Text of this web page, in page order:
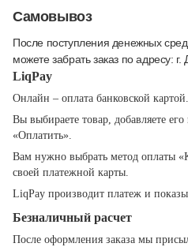
Самовывоз
После поступления денежных
можете забрать заказ по адресу:
LiqPay
Онлайн – оплата банковской картой.
Вы выбираете товар, добавляете
«Оплатить».
Вам нужно выбрать метод оплаты
своей платежной карты.
LiqPay производит платеж и
Безналичный расчет
После оформления заказа мы